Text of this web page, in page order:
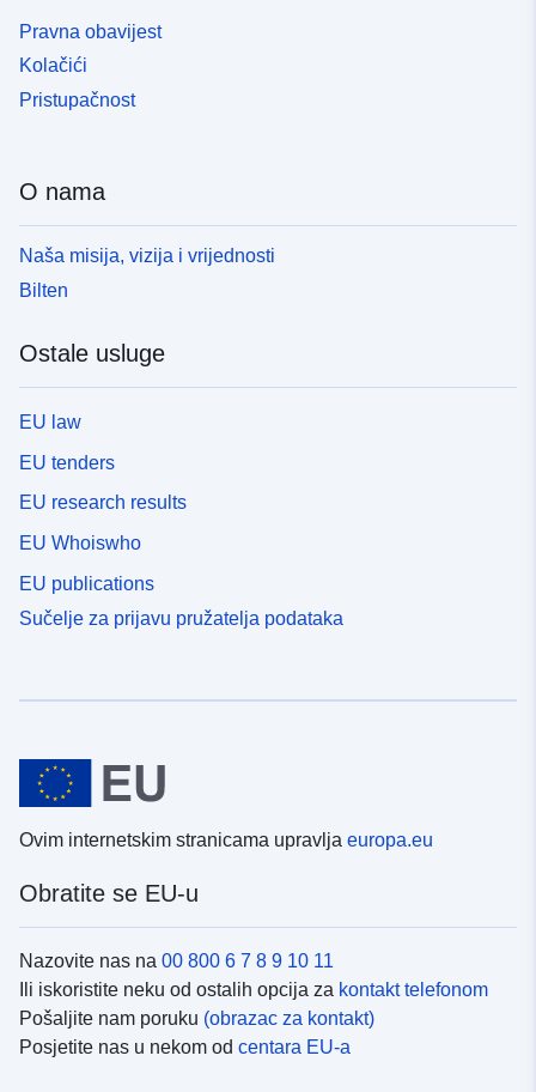
Pravna obavijest
Kolačići
Pristupačnost
O nama
Naša misija, vizija i vrijednosti
Bilten
Ostale usluge
EU law
EU tenders
EU research results
EU Whoiswho
EU publications
Sučelje za prijavu pružatelja podataka
Ovim internetskim stranicama upravlja europa.eu
Obratite se EU-u
Nazovite nas na 00 800 6 7 8 9 10 11
Ili iskoristite neku od ostalih opcija za kontakt telefonom
Pošaljite nam poruku (obrazac za kontakt)
Posjetite nas u nekom od centara EU-a